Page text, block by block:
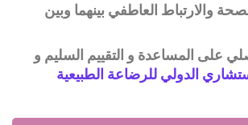
والارتباط العاطفي بينهما وبين
على المساعدة و التقييم السليم و
الدولي للرضاعة الطبيعية